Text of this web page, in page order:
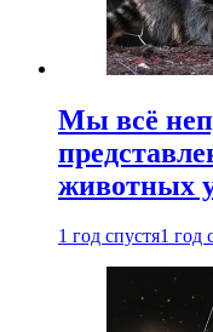
Мы всё
животных
1 год спустя1 год